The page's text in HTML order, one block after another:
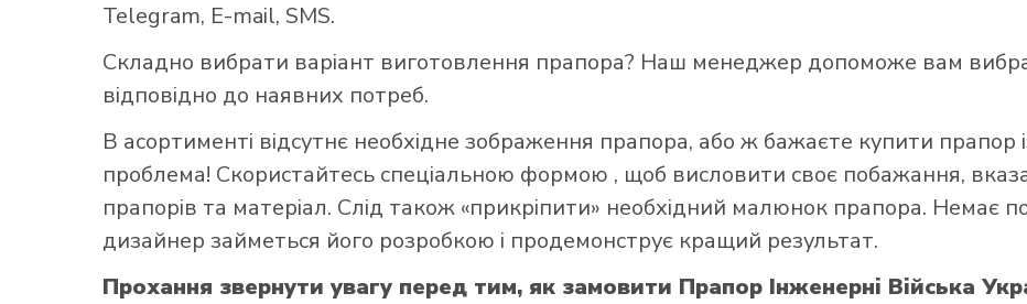
Telegram, E-mail, SMS.
Складно вибрати варіант виготовлення прапора? Наш менеджер допоможе вам
відповідно до наявних потреб.
В асортименті відсутнє необхідне зображення прапора, або ж бажаєте купити прапор
проблема! Скористайтесь спеціальною формою , щоб висловити своє побажання,
прапорів та матеріал. Слід також «прикріпити» необхідний малюнок прапора. Немає
дизайнер займеться його розробкою і продемонструє кращий результат.
Прохання звернути увагу перед тим, як замовити Прапор Інженерні Війська